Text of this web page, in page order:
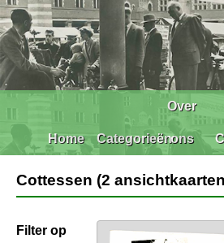
Home Categorieën
Over
ons
Cottessen (2
Filter op